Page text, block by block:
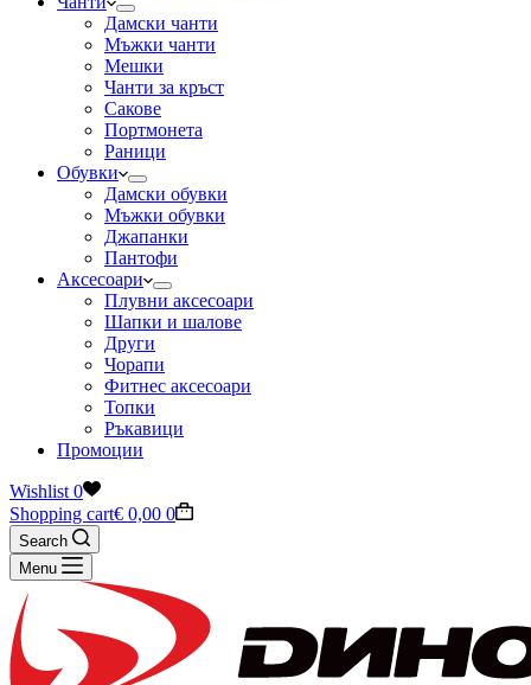
Дамски чанти
Мъжки чанти
Мешки
Чанти за кръст
Сакове
Портмонета
Раници
Обувки
Дамски обувки
Мъжки обувки
Джапанки
Пантофи
Аксесоари
Плувни аксесоари
Шапки и шалове
Други
Чорапи
Фитнес аксесоари
Топки
Ръкавици
Промоции
Wishlist 0
Shopping cart€ 0,00 0
Search
Menu